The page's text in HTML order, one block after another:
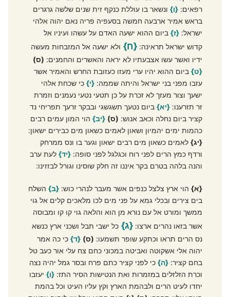
רפאים:{ו} ונשאר בו עוללת כנקף זית שנים שלשה גרגרים
בראש אמיר ארבעה חמשה בסעפיה פריה נאם יהוה אלהי
ישראל:{ז} ביום ההוא ישעה האדם על עשהו ועיניו אל
קדוש ישראל תראינה:{ח} ולא ישעה אל המזבחות מעשה
ידיו ואשר עשו אצבעתיו לא יראה והאשרים והחמנים: (ס)
{ט} ביום ההוא יהיו ערי מעזו כעזובת החרש והאמיר אשר
עזבו מפני בני ישראל והיתה שממה:{י} כי שכחת אלהי
ישעך וצור מעזך לא זכרת על כן תטעי נטעי נעמנים וזמרת
זר תזרענו:{יא} ביום נטעך תשגשגי ובבקר זרעך תפריחי נד
קציר ביום נחלה וכאב אנוש: (ס) {יב} הוי המון עמים רבים
כהמות ימים יהמיון ושאון לאמים כשאון מים כבירים ישאון:
{יג} לאמים כשאון מים רבים ישאון וגער בו ונס ממרחק
ורדף כמץ הרים לפני רוח וכגלגל לפני סופה:{יד} לעת ערב
והנה בלהה בטרם בקר איננו זה חלק שוסינו וגורל לבזזינו:
{א} הוי ארץ צלצל כנפים אשר מעבר לנהרי כוש:{ב} השלח
בים צירים ובכלי גמא על פני מים לכו מלאכים קלים אל גוי
ממשך ומורט אל עם נורא מן הוא והלאה גוי קו קו ומבוסה
אשר בזאו נהרים ארצו:{ג} כל ישבי תבל ושכני ארץ כנשא
נס הרים תראו וכתקע שופר תשמעו: (ס) {ד} כי כה אמר
יהוה אלי אשקוטה ואביטה במכוני כחם צח עלי אור כעב טל
בחם קציר:{ה} כי לפני קציר כתם פרח ובסר גמל יהיה נצה
וכרת הזלזלים במזמרות ואת הנטישות הסיר התז:{ו} יעזבו
יחדו לעיט הרים ולבהמת הארץ וקץ עליו העיט וכל בהמת